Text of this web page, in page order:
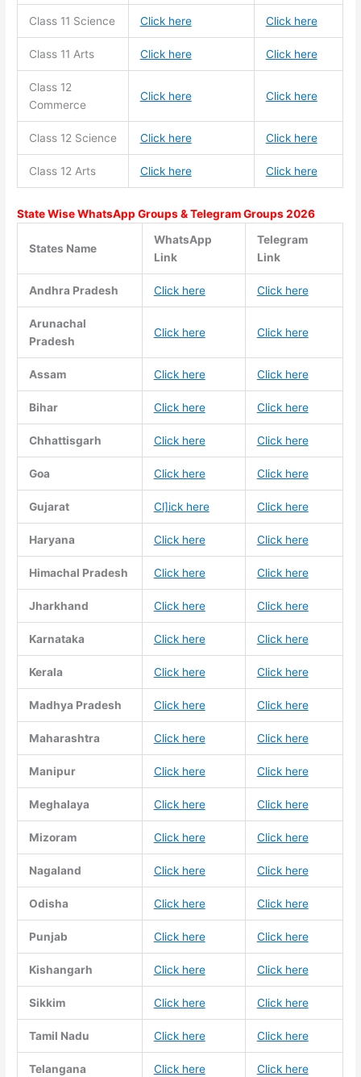
Class 11 Science Click here Click here
Class 11 Arts Click here Click here
Class 12
Commerce
Click here Click here
Class 12 Science Click here Click here
Class 12 Arts Click here Click here
State Wise WhatsApp Groups & Telegram Groups 2026
States Name
WhatsApp
Link
Telegram
Link
Andhra Pradesh Click here Click here
Arunachal
Pradesh
Click here Click here
Assam Click here Click here
Bihar Click here Click here
Chhattisgarh Click here Click here
Goa Click here Click here
Gujarat Cl]ick here Click here
Haryana Click here Click here
Himachal Pradesh Click here Click here
Jharkhand Click here Click here
Karnataka Click here Click here
Kerala Click here Click here
Madhya Pradesh Click here Click here
Maharashtra Click here Click here
Manipur Click here Click here
Meghalaya Click here Click here
Mizoram Click here Click here
Nagaland Click here Click here
Odisha Click here Click here
Punjab Click here Click here
Kishangarh Click here Click here
Sikkim Click here Click here
Tamil Nadu Click here Click here
Telangana Click here Click here